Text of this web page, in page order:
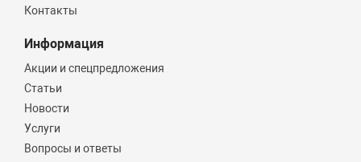
Контакты
Информация
Акции и спецпредложения
Статьи
Новости
Услуги
Вопросы и ответы